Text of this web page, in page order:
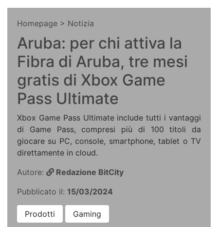
Homepage > Notizia
Aruba: per chi attiva la
Fibra di Aruba, tre mesi
gratis di Xbox Game
Pass Ultimate
Xbox Game Pass Ultimate include tutti i vantaggi
di Game Pass, compresi più di 100 titoli da
giocare su PC, console, smartphone, tablet o TV
direttamente in cloud.
Autore:
Redazione BitCity
Pubblicato il: 15/03/2024
Prodotti Gaming